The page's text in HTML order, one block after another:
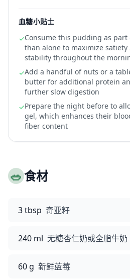
血糖小贴士
✓Consume this pudding as
than alone to maximize
stability throughout the
✓Add a handful of nuts or a
butter for additional protein
further slow digestion
✓Prepare the night before to
gel, which enhances their
fiber content
🥗食材
3 tbsp 奇亚籽
240 ml 无糖杏仁奶或全脂牛奶
60 g 新鲜蓝莓